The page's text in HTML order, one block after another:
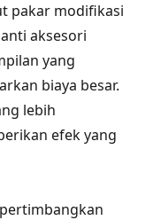
pakar modifikasi
aksesori
yang
biaya besar.
lebih
efek yang